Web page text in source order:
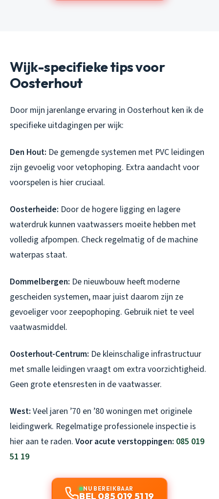
Wijk-specifieke tips voor
Oosterhout
Door mijn jarenlange ervaring in Oosterhout ken ik de
specifieke uitdagingen per wijk:
Den Hout: De gemengde systemen met PVC leidingen
zijn gevoelig voor vetophoping. Extra aandacht voor
voorspelen is hier cruciaal.
Oosterheide: Door de hogere ligging en lagere
waterdruk kunnen vaatwassers moeite hebben met
volledig afpompen. Check regelmatig of de machine
waterpas staat.
Dommelbergen: De nieuwbouw heeft moderne
gescheiden systemen, maar juist daarom zijn ze
gevoeliger voor zeepophoping. Gebruik niet te veel
vaatwasmiddel.
Oosterhout-Centrum: De kleinschalige infrastructuur
met smalle leidingen vraagt om extra voorzichtigheid.
Geen grote etensresten in de vaatwasser.
West: Veel jaren ’70 en ’80 woningen met originele
leidingwerk. Regelmatige professionele inspectie is
hier aan te raden. Voor acute verstoppingen: 085 019
51 19
NU BEREIKBAAR
BEL 085 019 51 19